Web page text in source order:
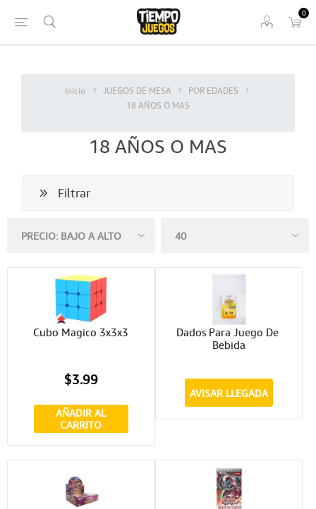
0
Inicio JUEGOS DE MESA
POR EDADES
18 AÑOS O MAS
18 AÑOS O MAS
Filtrar
Cubo Magico 3x3x3
$3.99
AÑADIR AL
CARRITO
Dados Para Juego De
Bebida
AVISAR LLEGADA